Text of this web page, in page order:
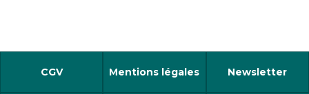
CGV Mentions légales Newsletter